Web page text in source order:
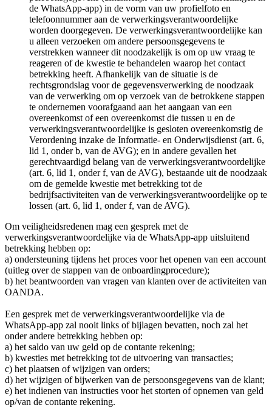
de WhatsApp-app) in de vorm van uw profielfoto en
telefoonnummer aan de verwerkingsverantwoordelijke
worden doorgegeven. De verwerkingsverantwoordelijke kan
u alleen verzoeken om andere persoonsgegevens te
verstrekken wanneer dit noodzakelijk is om op uw vraag te
reageren of de kwestie te behandelen waarop het contact
betrekking heeft. Afhankelijk van de situatie is de
rechtsgrondslag voor de gegevensverwerking de noodzaak
van de verwerking om op verzoek van de betrokkene stappen
te ondernemen voorafgaand aan het aangaan van een
overeenkomst of een overeenkomst die tussen u en de
verwerkingsverantwoordelijke is gesloten overeenkomstig de
Verordening inzake de Informatie- en Onderwijsdienst (art. 6,
lid 1, onder b, van de AVG); en in andere gevallen het
gerechtvaardigd belang van de verwerkingsverantwoordelijke
(art. 6, lid 1, onder f, van de AVG), bestaande uit de noodzaak
om de gemelde kwestie met betrekking tot de
bedrijfsactiviteiten van de verwerkingsverantwoordelijke op te
lossen (art. 6, lid 1, onder f, van de AVG).
Om veiligheidsredenen mag een gesprek met de
verwerkingsverantwoordelijke via de WhatsApp-app uitsluitend
betrekking hebben op:
a) ondersteuning tijdens het proces voor het openen van een account
(uitleg over de stappen van de onboardingprocedure);
b) het beantwoorden van vragen van klanten over de activiteiten van
OANDA.
Een gesprek met de verwerkingsverantwoordelijke via de
WhatsApp-app zal nooit links of bijlagen bevatten, noch zal het
onder andere betrekking hebben op:
a) het saldo van uw geld op de contante rekening;
b) kwesties met betrekking tot de uitvoering van transacties;
c) het plaatsen of wijzigen van orders;
d) het wijzigen of bijwerken van de persoonsgegevens van de klant;
e) het indienen van instructies voor het storten of opnemen van geld
op/van de contante rekening.